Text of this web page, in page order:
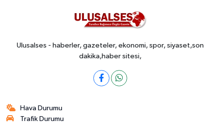
Ulusalses - haberler, gazeteler, ekonomi, spor, siyaset,son
dakika,haber sitesi,
Hava Durumu
Trafik Durumu